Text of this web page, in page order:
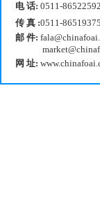
电 话: 0511-
传 真 :0511-86519375
邮 件:
网 址: